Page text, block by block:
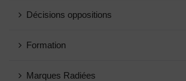
Décisions oppositions
Formation
Marques Radiées